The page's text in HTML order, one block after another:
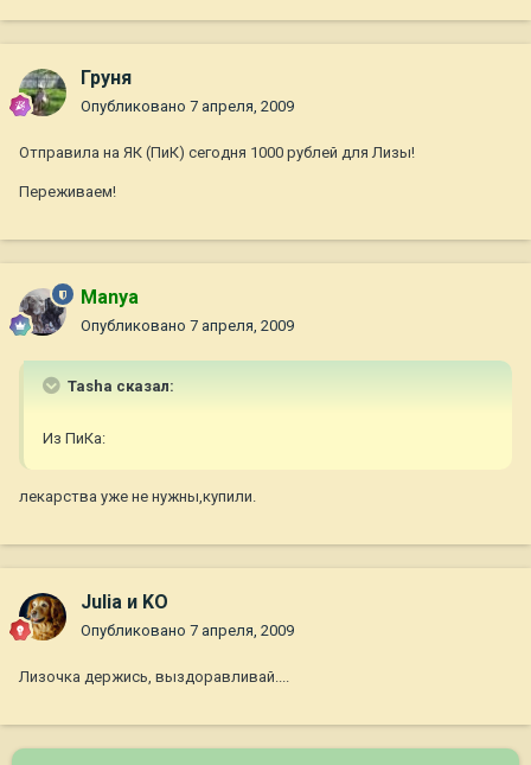
Груня
Опубликовано 7 апреля, 2009
Отправила на ЯК (ПиК) сегодня 1000 рублей для Лизы!
Переживаем!
Manya
Опубликовано 7 апреля, 2009
Tasha сказал:
Из ПиКа:
лекарства уже не нужны,купили.
Julia и KO
Опубликовано 7 апреля, 2009
Лизочка держись, выздоравливай....